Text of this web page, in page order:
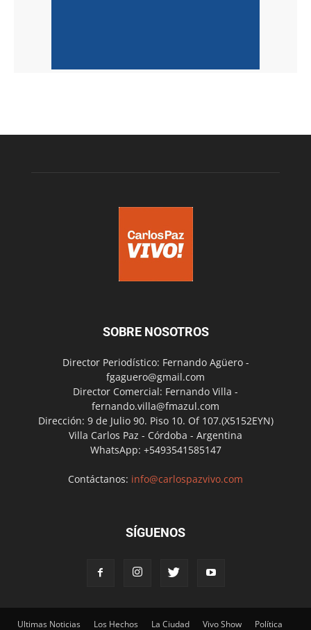
SOBRE NOSOTROS
Director Periodístico: Fernando Agüero -
fgaguero@gmail.com
Director Comercial: Fernando Villa -
fernando.villa@fmazul.com
Dirección: 9 de Julio 90. Piso 10. Of 107.(X5152EYN)
Villa Carlos Paz - Córdoba - Argentina
WhatsApp: +5493541585147
Contáctanos: info@carlospazvivo.com
SÍGUENOS
Ultimas Noticias Los Hechos La Ciudad Vivo Show Política